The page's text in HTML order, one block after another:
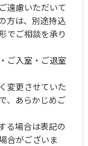
遠慮いただいて
方は、別途持込
でご相談を承り
ご入室・ご退室
変更させていた
、あらかじめご
る場合は表記の
合がございま